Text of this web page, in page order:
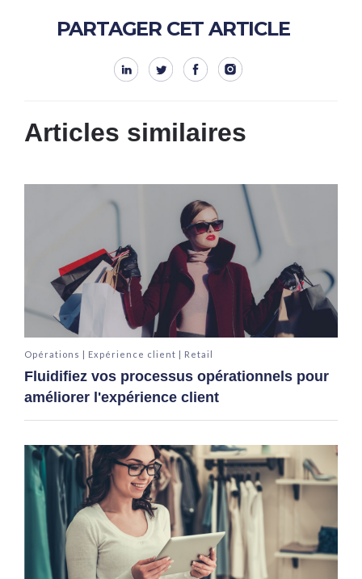
PARTAGER CET ARTICLE
Articles similaires
Opérations | Expérience client | Retail
Fluidifiez vos processus opérationnels pour
améliorer l'expérience client